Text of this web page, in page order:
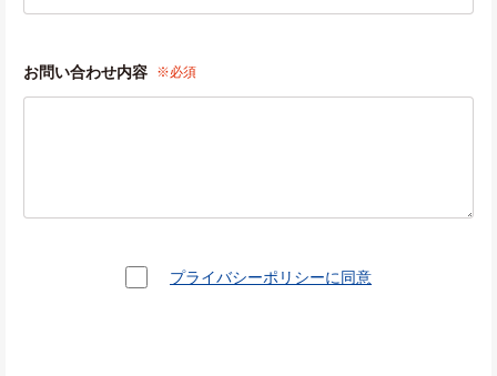
お問い合わせ内容 ※必須
プライバシーポリシーに同意